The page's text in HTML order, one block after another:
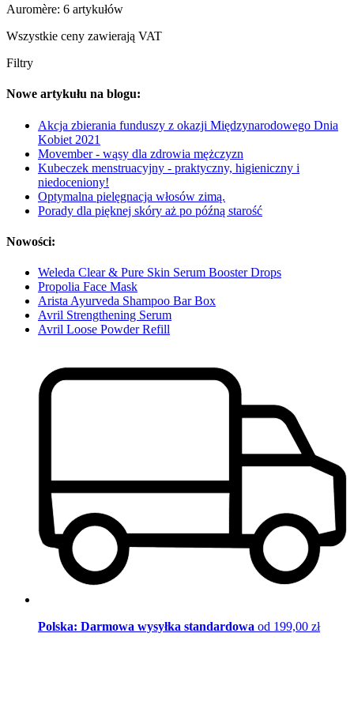
Auromère: 6 artykułów
Wszystkie ceny zawierają VAT
Filtry
Nowe artykułu na blogu:
Akcja zbierania funduszy z okazji Międzynarodowego Dnia
Kobiet 2021
Movember - wąsy dla zdrowia mężczyzn
Kubeczek menstruacyjny - praktyczny, higieniczny i
niedoceniony!
Optymalna pielęgnacja włosów zimą.
Porady dla pięknej skóry aż po późną starość
Nowości:
Weleda Clear & Pure Skin Serum Booster Drops
Propolia Face Mask
Arista Ayurveda Shampoo Bar Box
Avril Strengthening Serum
Avril Loose Powder Refill
Polska: Darmowa wysyłka standardowa od 199,00 zł